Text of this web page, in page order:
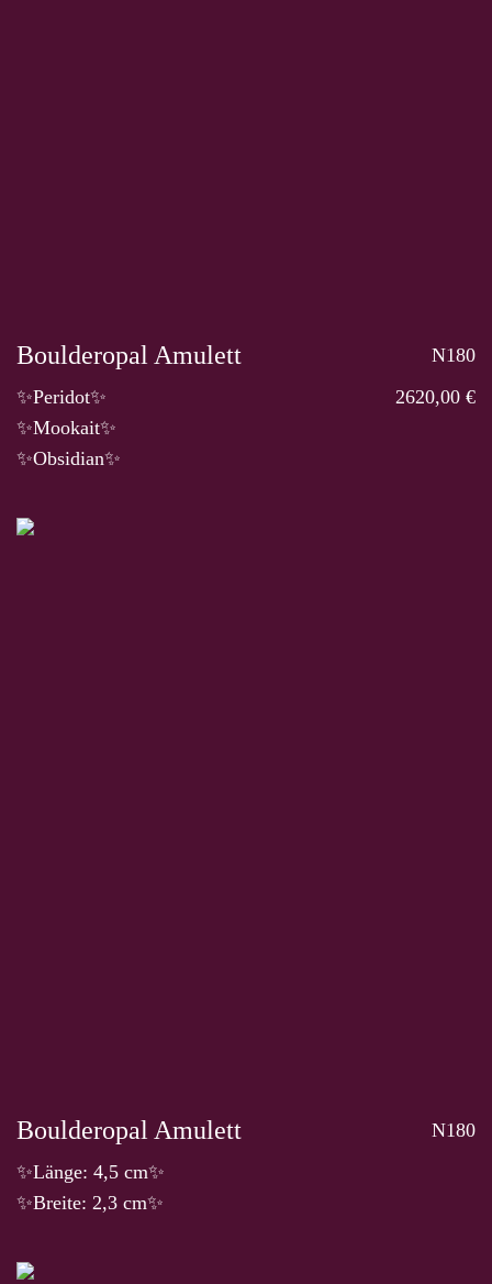
Boulderopal Amulett
N180
✨Peridot✨
✨Mookait✨
✨Obsidian✨
2620,00 €
Boulderopal Amulett
N180
✨Länge: 4,5 cm✨
✨Breite: 2,3 cm✨